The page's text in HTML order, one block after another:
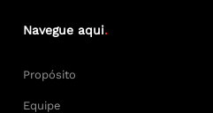
Navegue aqui.
Propósito
Equipe